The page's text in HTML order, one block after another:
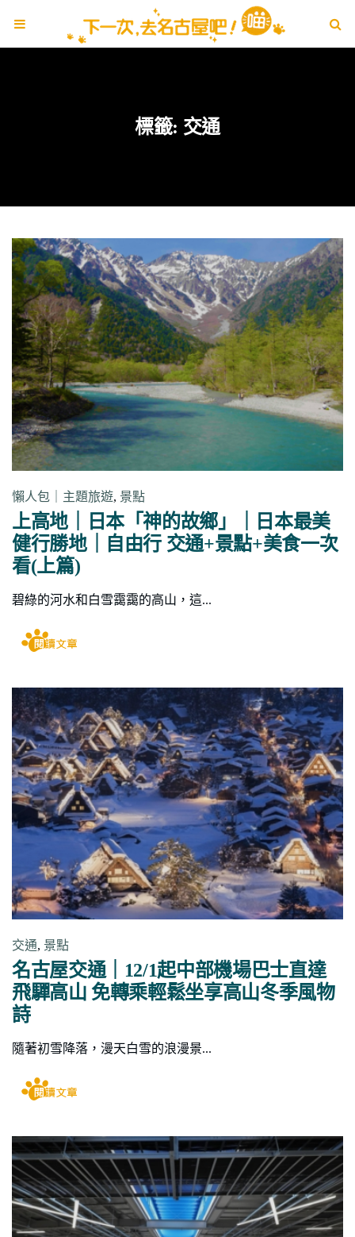
標籤: 交通
懶人包｜主題旅遊, 景點
上高地｜日本「神的故鄉」｜日本最美
健行勝地｜自由行 交通+景點+美食一次
看(上篇)
碧綠的河水和白雪靄靄的高山，這...
交通, 景點
名古屋交通｜12/1起中部機場巴士直達
飛驒高山 免轉乘輕鬆坐享高山冬季風物
詩
隨著初雪降落，漫天白雪的浪漫景...